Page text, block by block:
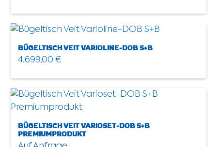
BÜGELTISCH VEIT VARIOLINE-DOB S+B
4.699,00€
BÜGELTISCH VEIT VARIOSET-DOB S+B
PREMIUMPRODUKT